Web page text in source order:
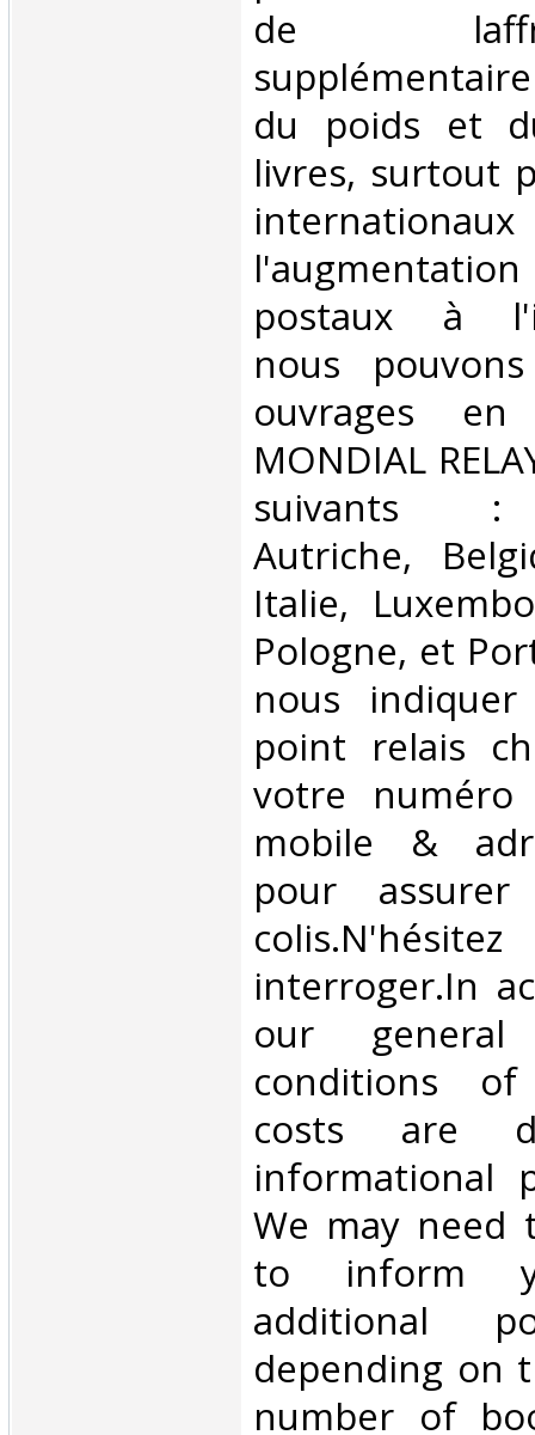
de
du poids et
livres, surtout
internationaux
postaux à
nous
ouvrages
MONDIAL
suivants :
Autriche,
Italie,
Pologne, et
nous
point relais
votre numéro
mobile &
pour
interroger.In
our
conditions of
costs are
informational
We may need
to inform
additional
depending on
number of